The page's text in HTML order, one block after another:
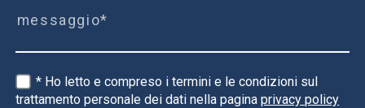
* Ho letto e compreso i termini e le condizioni sul
trattamento personale dei dati nella paginaprivacy policy